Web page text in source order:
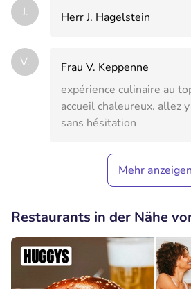
J. Herr J. Hagelstein
V.
Frau V. Keppenne
expérience culinaire au
accueil chaleureux. allez
sans hésitation
Mehr anzeigen
Restaurants in der Nähe